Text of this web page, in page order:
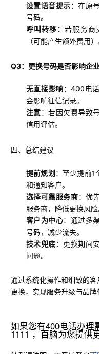
设置语音提示：在原
号码。
呼叫转移：若服务商
（可能产生额外费用）
Q3：更换号码是否影响企
无直接影响：400电
会影响征信记录。
注意：若因欠费导致
信用评估。
四、总结建议
提前规划 ：至少提前1
和通知客户。
选择可靠服务商：优
服务商，降低更换风险
客户为中心：通过多
号码，减少流失。
技术兜底：更换期间
问题。
通过系统化操作和细致的
更换，实现服务升级与品牌
如果您有400电话办理
1111 ，百脑为您提供